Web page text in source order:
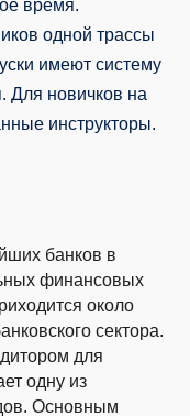
время.
одной трассы
имеют систему
Для новичков на
инструкторы.
банков в
финансовых
около
сектора.
для
одну из
Основным